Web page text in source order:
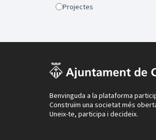
Projectes
Benvinguda a la plataforma
Construïm una societat més
Uneix-te, participa i decideix.